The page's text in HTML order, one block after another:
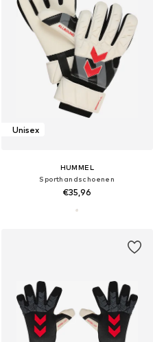
Unisex
HUMMEL
Sporthandschoenen
€35,96